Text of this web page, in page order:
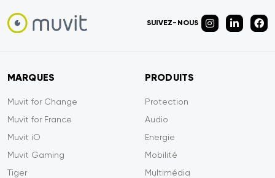
SUIVEZ-NOUS
MARQUES
Muvit for Change
Muvit for France
Muvit iO
Muvit Gaming
Tiger
PRODUITS
Protection
Audio
Energie
Mobilité
Multimédia